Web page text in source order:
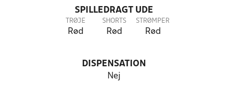
SPILLEDRAGT UDE
TRØJE
Rød
SHORTS
Rød
STRØMPER
Rød
DISPENSATION
Nej